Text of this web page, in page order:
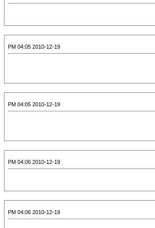
2010-12-19 04:05 PM
2010-12-19 04:05 PM
2010-12-19 04:06 PM
2010-12-19 04:06 PM